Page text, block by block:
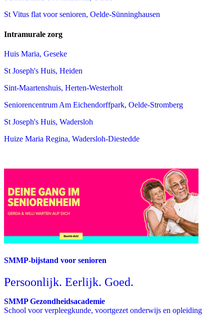
St Vitus flat voor senioren, Oelde-Sünninghausen
Intramurale zorg
Huis Maria, Geseke
St Joseph's Huis, Heiden
Sint-Maartenshuis, Herten-Westerholt
Seniorencentrum Am Eichendorffpark, Oelde-Stromberg
St Joseph's Huis, Wadersloh
Huize Maria Regina, Wadersloh-Diestedde
SMMP-bijstand voor senioren
Persoonlijk. Eerlijk. Goed.
SMMP Gezondheidsacademie
School voor verpleegkunde, voortgezet onderwijs en opleiding